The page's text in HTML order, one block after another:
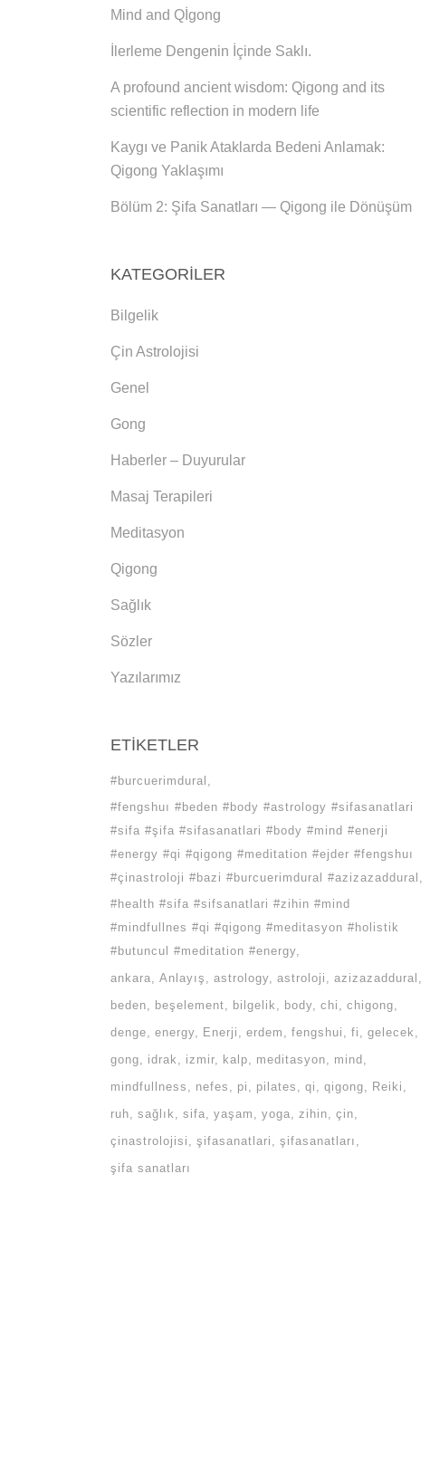
Mind and Qİgong
İlerleme Dengenin İçinde Saklı.
A profound ancient wisdom: Qigong and its
scientific reflection in modern life
Kaygı ve Panik Ataklarda Bedeni Anlamak:
Qigong Yaklaşımı
Bölüm 2: Şifa Sanatları — Qigong ile Dönüşüm
KATEGORILER
Bilgelik
Çin Astrolojisi
Genel
Gong
Haberler – Duyurular
Masaj Terapileri
Meditasyon
Qigong
Sağlık
Sözler
Yazılarımız
ETIKETLER
#burcuerimdural
#fengshuı #beden #body #astrology #sifasanatlari
#sifa #şifa #sifasanatlari #body #mind #enerji
#energy #qi #qigong #meditation #ejder #fengshuı
#çinastroloji #bazi #burcuerimdural #azizazaddural
#health #sifa #sifsanatlari #zihin #mind
#mindfullnes #qi #qigong #meditasyon #holistik
#butuncul #meditation #energy
ankara
Anlayış astrology astroloji
azizazaddural
beden
beşelement bilgelik body chi
chigong
denge
energy Enerji erdem fengshui fi
gelecek
gong
idrak izmir kalp meditasyon
mind
mindfullness
nefes pi pilates qi qigong
Reiki
ruh
sağlık sifa yaşam yoga zihin
çin
çinastrolojisi
şifasanatlari
şifasanatları
şifa sanatları